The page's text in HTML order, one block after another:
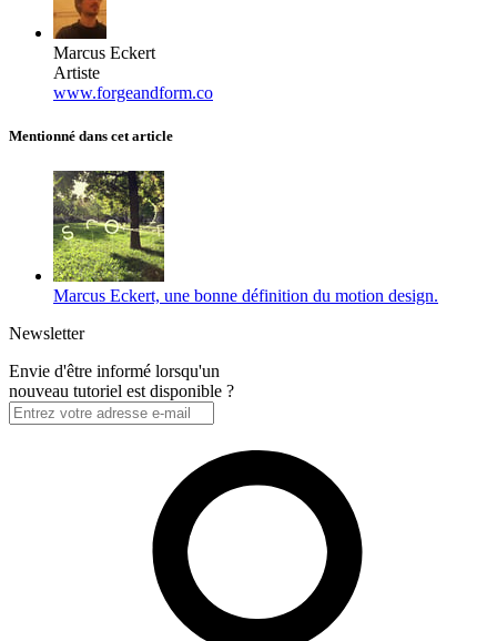
Marcus Eckert
Artiste
www.forgeandform.co
Mentionné dans cet article
Marcus Eckert, une bonne définition du motion design.
Newsletter
Envie d'être informé lorsqu'un
nouveau tutoriel est disponible ?